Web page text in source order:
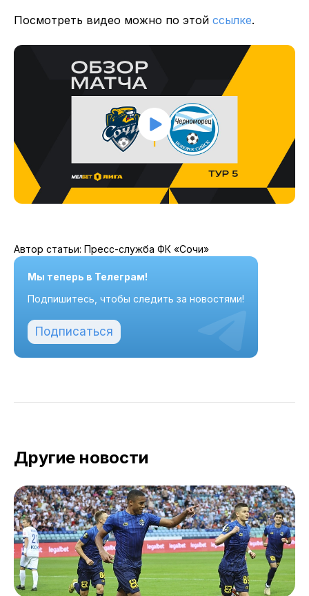
Посмотреть видео можно по этой ссылке.
Автор статьи: Пресс-служба ФК «Сочи»
Мы теперь в Телеграм!
Подпишитесь, чтобы следить за новостями!
Подписаться
Другие новости